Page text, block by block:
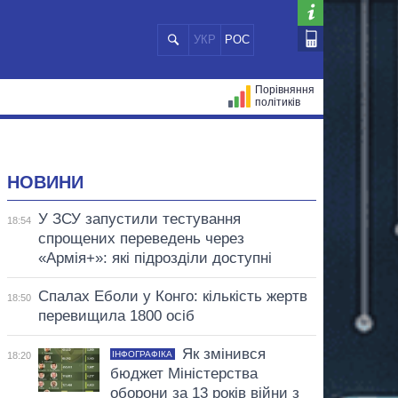
УКР РОС
Порівняння
політиків
НОВИНИ
18:54
У ЗСУ запустили тестування
спрощених переведень через
«Армія+»: які підрозділи доступні
18:50
Спалах Еболи у Конго: кількість жертв
перевищила 1800 осіб
18:20 ІНФОГРАФІКА
Як змінився
бюджет Міністерства
оборони за 13 років війни з